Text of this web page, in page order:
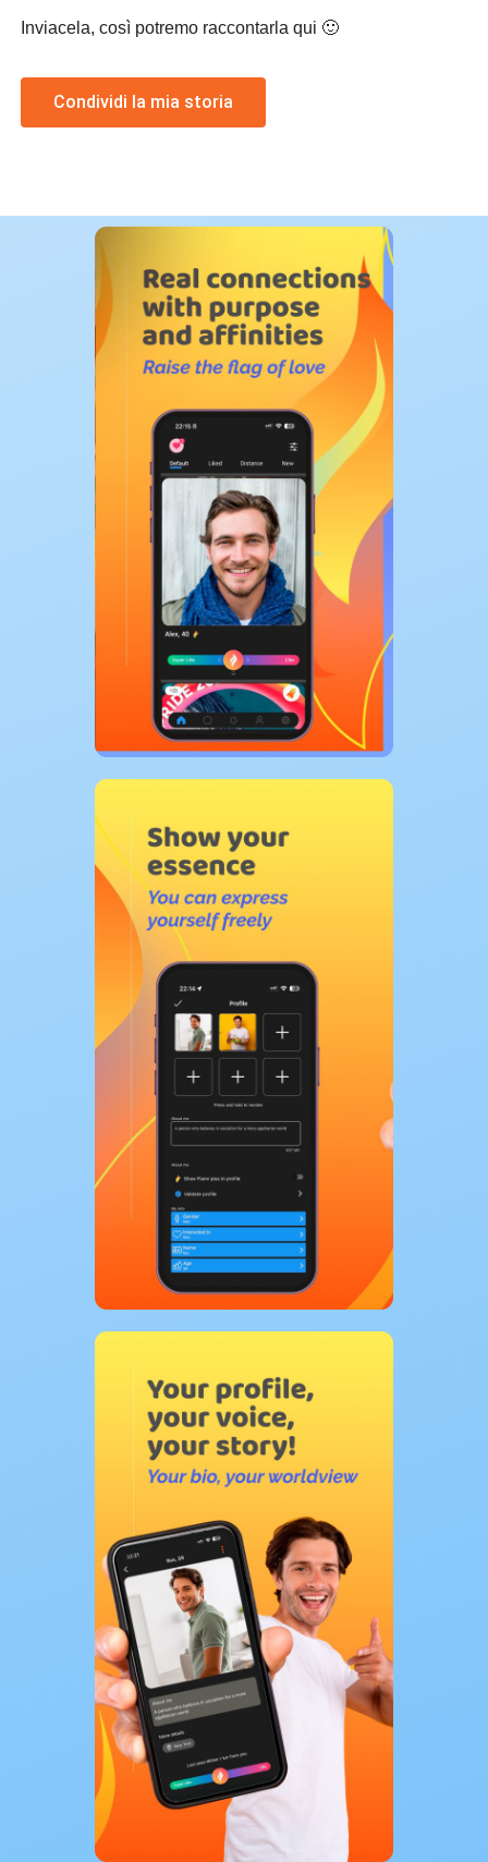
Inviacela, così potremo raccontarla qui 🙂
Condividi la mia storia